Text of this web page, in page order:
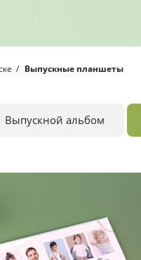
Выпускные планшеты
Выпускной альбом